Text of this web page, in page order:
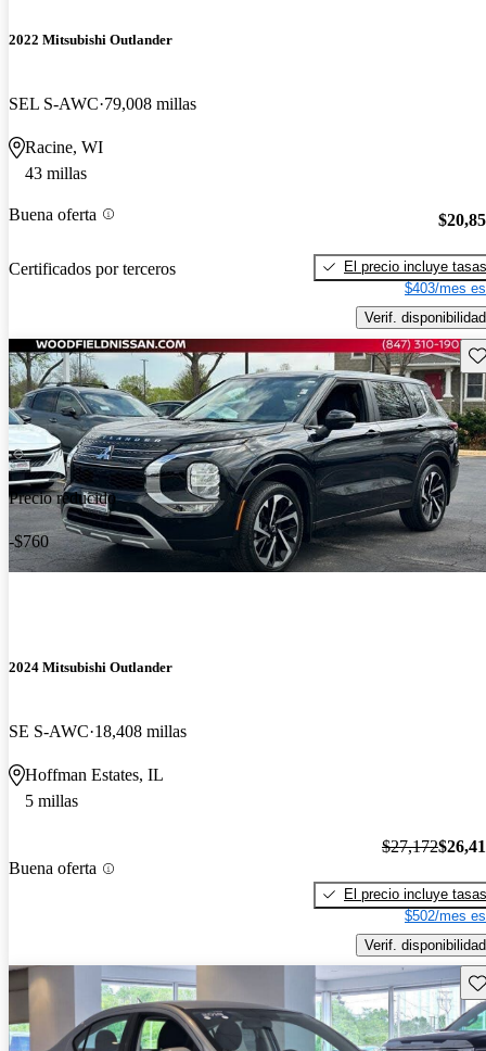
2022 Mitsubishi Outlander
SEL S-AWC 79,008 millas
Racine, WI
43 millas
Buena oferta
Certificados por terceros
El precio incluye tasas
$403/mes
Verif. disponibilidad
Precio reducido
-$760
2024 Mitsubishi Outlander
SE S-AWC 18,408 millas
Hoffman Estates, IL
5 millas
Buena oferta
$27,172
El precio incluye tasas
$502/mes
Verif. disponibilidad